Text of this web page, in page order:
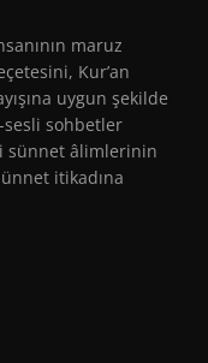
maruz
Kur’an
uygun şekilde
sesli sohbetler
i sünnet âlimlerinin
itikadına